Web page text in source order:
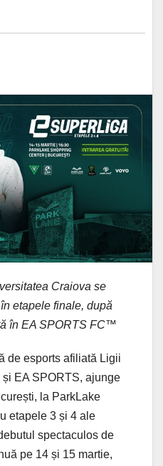
Craiova se
etapele finale, după
în EA SPORTS FC™
de esports afiliată Ligii
EA SPORTS, ajunge
la ParkLake
etapele 3 și 4 ale
spectaculos de
pe 14 și 15 martie,